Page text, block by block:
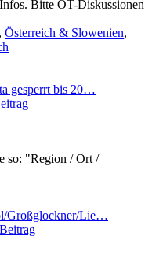
Bitte OT-Diskussionen
, Österreich & Slowenien,
gesperrt bis 20…
so: "Region / Ort /
Großglockner/Lie…